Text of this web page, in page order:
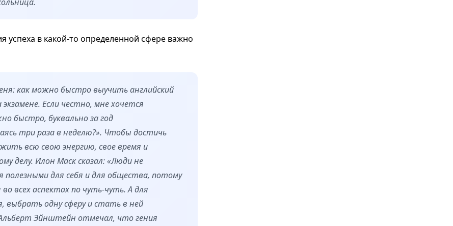
успеха в какой-то определенной сфере важно
как можно быстро выучить английский
Если честно, мне хочется
быстро, буквально за год
три раза в неделю?». Чтобы достичь
всю свою энергию, свое время и
делу. Илон Маск сказал: «Люди не
для себя и для общества, потому
всех аспектах по чуть-чуть. А для
выбрать одну сферу и стать в ней
Эйнштейн отмечал, что гения